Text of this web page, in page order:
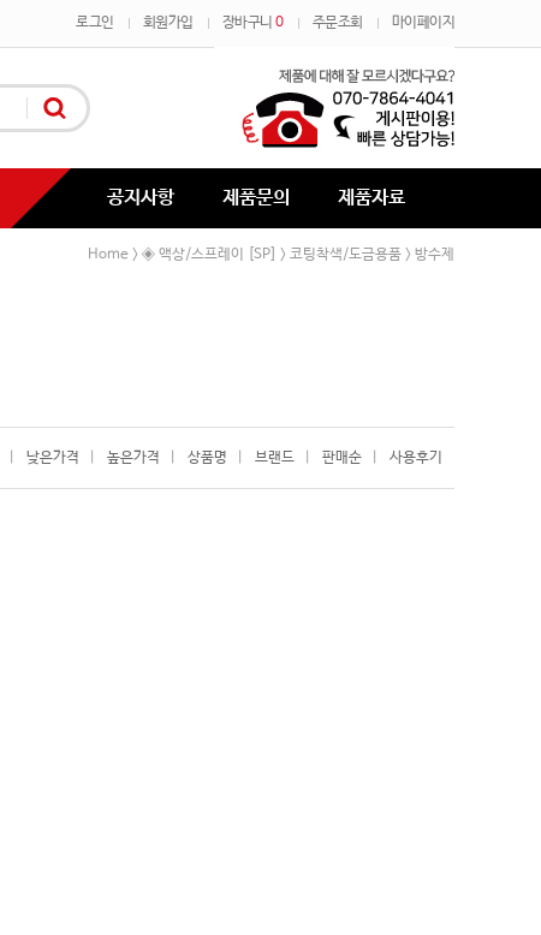
로그인 회원가입 장바구니 0 주문조회 마이페이지
공지사항 제품문의 제품자료
Home > ◈ 액상/스프레이 [SP] > 코팅착색/도금용품 > 방수제
낮은가격 높은가격 상품명 브랜드 판매순 사용후기